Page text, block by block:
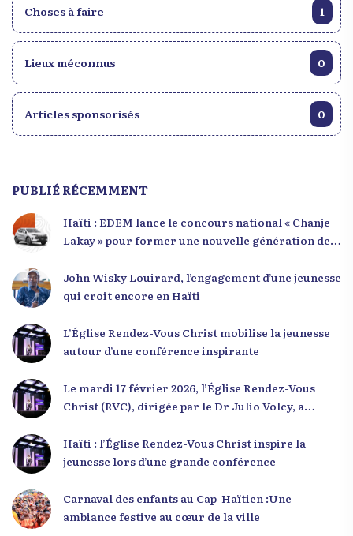
Choses à faire 1
Lieux méconnus 0
Articles sponsorisés 0
PUBLIÉ RÉCEMMENT
Haïti : EDEM lance le concours national « Chanje
Lakay » pour former une nouvelle génération de
John Wisky Louirard, l’engagement d’une jeunesse
qui croit encore en Haïti
L’Église Rendez-Vous Christ mobilise la jeunesse
autour d’une conférence inspirante
Le mardi 17 février 2026, l’Église Rendez-Vous
Christ (RVC), dirigée par le Dr Julio Volcy, a
dans ses locaux à Delmas 75 pour une conférence
placée sous le thème « Menm Ou Menm Tou ».
occasion unique de se rencontrer, d’échanger et
d’écouter des interventions motivantes centrées
Haïti : l’Église Rendez-Vous Christ inspire la
jeunesse lors d’une grande conférence
Carnaval des enfants au Cap-Haïtien :Une
ambiance festive au cœur de la ville